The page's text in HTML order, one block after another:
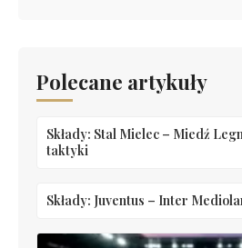
Polecane artykuły
Składy: Stal Mielec – Miedź
taktyki
Składy: Juventus – Inter